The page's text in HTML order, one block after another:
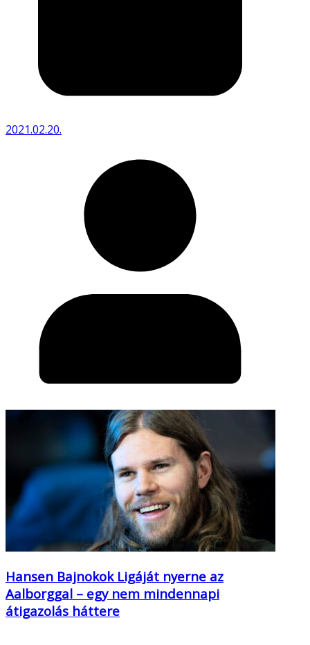
2021.02.20.
Hansen Bajnokok Ligáját nyerne az
Aalborggal – egy nem mindennapi
átigazolás háttere